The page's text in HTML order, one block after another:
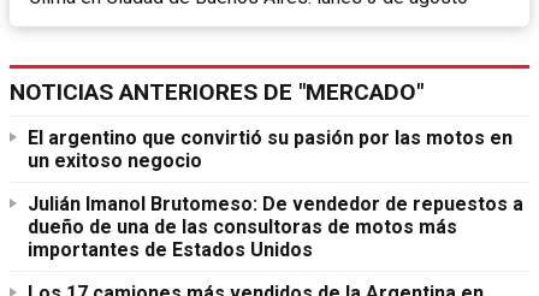
NOTICIAS ANTERIORES DE "MERCADO"
El argentino que convirtió su pasión por las motos en
un exitoso negocio
Julián Imanol Brutomeso: De vendedor de repuestos a
dueño de una de las consultoras de motos más
importantes de Estados Unidos